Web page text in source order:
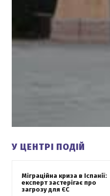
У ЦЕНТРІ ПОДІЙ
Міграційна криза в Іспанії:
експерт застерігає про
загрозу для ЄС